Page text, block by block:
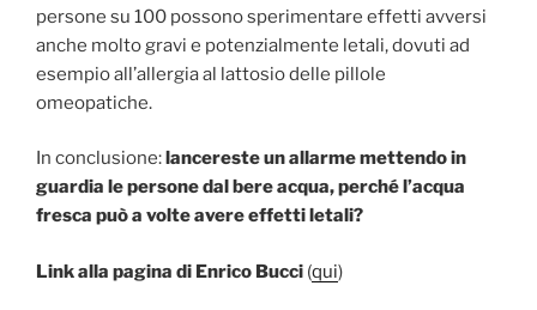
persone su 100 possono sperimentare effetti avversi
anche molto gravi e potenzialmente letali, dovuti ad
esempio all’allergia al lattosio delle pillole
omeopatiche.
In conclusione:lancereste un allarme mettendo in
guardia le persone dal bere acqua, perché l’acqua
fresca può a volte avere effetti letali?
Link alla pagina di Enrico Bucci (qui)